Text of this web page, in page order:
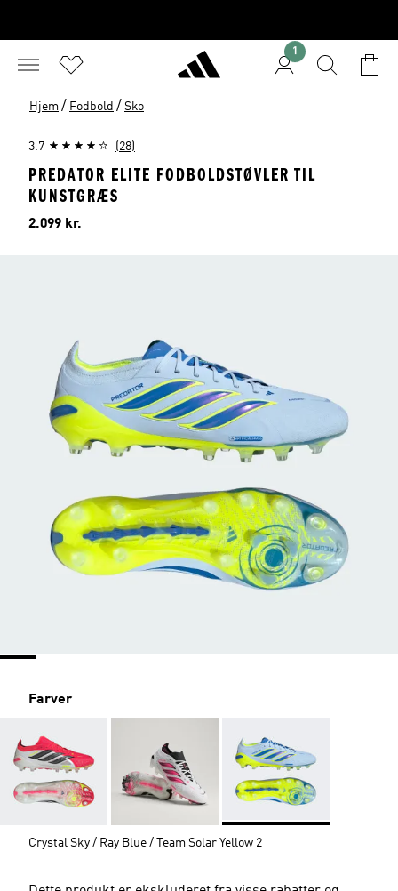
1
Hjem / Fodbold / Sko
3.7 (28)
PREDATOR ELITE FODBOLDSTØVLER TIL
KUNSTGRÆS
Pris
2.099 kr.
Farver
Crystal Sky / Ray Blue / Team Solar Yellow 2